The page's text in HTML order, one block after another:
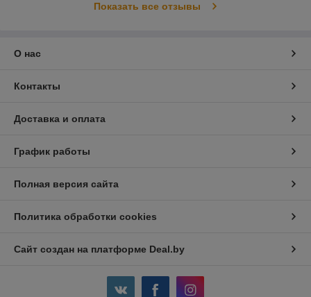
Показать все отзывы
О нас
Контакты
Доставка и оплата
График работы
Полная версия сайта
Политика обработки cookies
Сайт создан на платформе Deal.by